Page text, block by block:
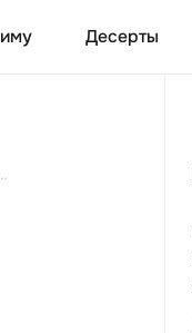
Десерты
о которых ты могла не знать